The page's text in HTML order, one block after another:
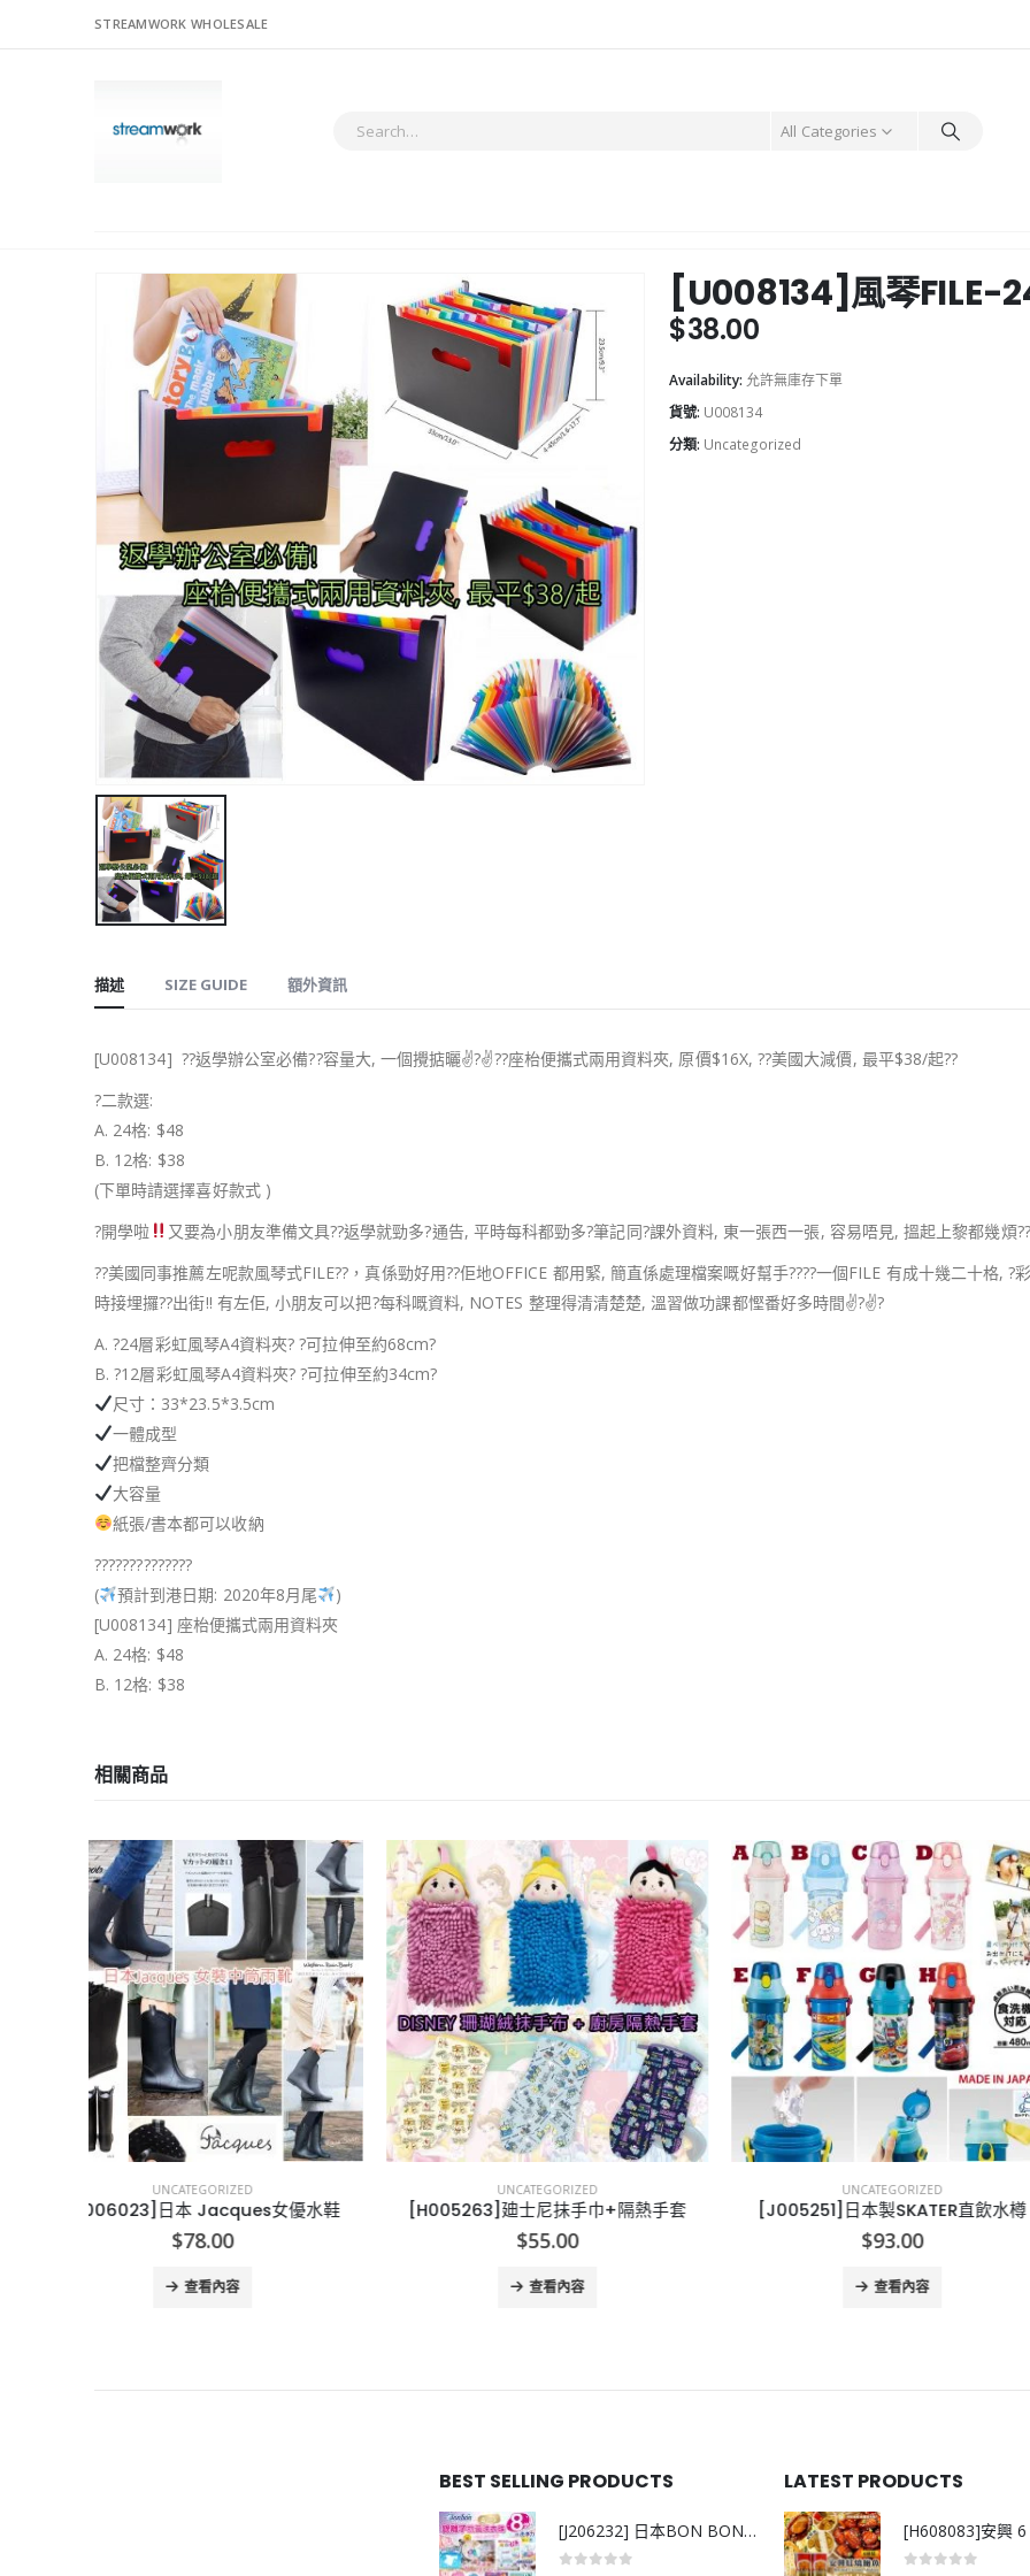
STREAMWORK WHOLESALE
All Categories
[U008134]風琴FILE-
$38.00
Availability: 允許無庫存下單
貨號: U008134
分類: Uncategorized
描述 SIZE GUIDE 額外資訊
[U008134] ??返學辦公室必備??容量大, 一個攪掂曬✌?✌??座枱便攜式兩用資料夾, 原價$16X,??美國大減價, 最平$38/起??
?二款選:
A. 24格: $48
B. 12格: $38
(下單時請選擇喜好款式 )
?開學啦 又要為小朋友準備文具??返學就勁多?通告, 平時每科都勁多?筆記同?課外資料, 東一張西一張, 容易唔見, 搵起上黎都幾煩??
??美國同事推薦左呢款風琴式FILE?? ，真係勁好用??佢地OFFICE 都用緊, 簡直係處理檔案嘅好幫手????一個FILE 有成十幾二十格,?
時接埋攞??出街!! 有左佢, 小朋友可以把?每科嘅資料, NOTES 整理得清清楚楚, 溫習做功課都慳番好多時間✌?✌?
A.?️24層彩虹風琴A4資料夾?️ ?可拉伸至約68cm?
B.?️12層彩虹風琴A4資料夾?️ ?可拉伸至約34cm?
尺寸：33*23.5*3.5cm
一體成型
把檔整齊分類
大容量
紙張/書本都可以收納
??????????????
(
預計到港日期: 2020年8月尾
)
[U008134] 座枱便攜式兩用資料夾
A. 24格: $48
B. 12格: $38
相關商品
UNCATEGORIZED
[H005263]廸士尼抺手巾+隔熱手套
$
查看內容
UNCATEGORIZED
[J005251]日本製SKATER直飲水樽
$
查看內容
UNCATEGORIZED
[J006013]日本Vdada智能脫
$799.00
查看內容
BEST SELLING PRODUCTS
[J206232] 日本BON BON銀離子抗菌啫喱洗衣珠 (80粒)
LATEST PRODUCTS